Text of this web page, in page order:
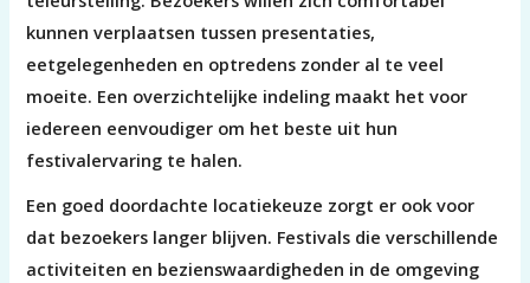
kunnen verplaatsen tussen presentaties,
eetgelegenheden en optredens zonder al te veel
moeite. Een overzichtelijke indeling maakt het voor
iedereen eenvoudiger om het beste uit hun
festivalervaring te halen.
Een goed doordachte locatiekeuze zorgt er ook voor
dat bezoekers langer blijven. Festivals die verschillende
activiteiten en bezienswaardigheden in de omgeving